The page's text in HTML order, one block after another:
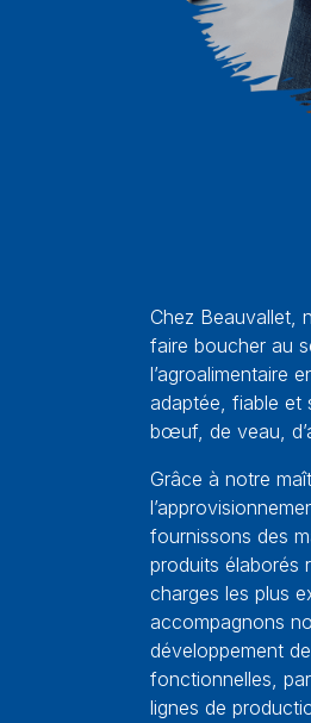
Chez Beauvallet,
faire boucher au
l’agroalimentaire
adaptée, fiable et
bœuf, de veau,
Grâce à notre
fournissons des
produits élaborés
charges les plus
accompagnons
développement
fonctionnelles,
lignes de